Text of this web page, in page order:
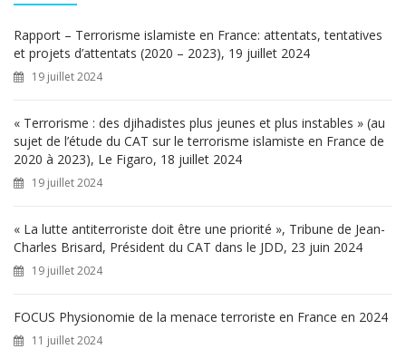
h
e
r
Rapport – Terrorisme islamiste en France: attentats, tentatives
et projets d’attentats (2020 – 2023), 19 juillet 2024
19 juillet 2024
« Terrorisme : des djihadistes plus jeunes et plus instables » (au
sujet de l’étude du CAT sur le terrorisme islamiste en France de
2020 à 2023), Le Figaro, 18 juillet 2024
19 juillet 2024
« La lutte antiterroriste doit être une priorité », Tribune de Jean-
Charles Brisard, Président du CAT dans le JDD, 23 juin 2024
19 juillet 2024
FOCUS Physionomie de la menace terroriste en France en 2024
11 juillet 2024